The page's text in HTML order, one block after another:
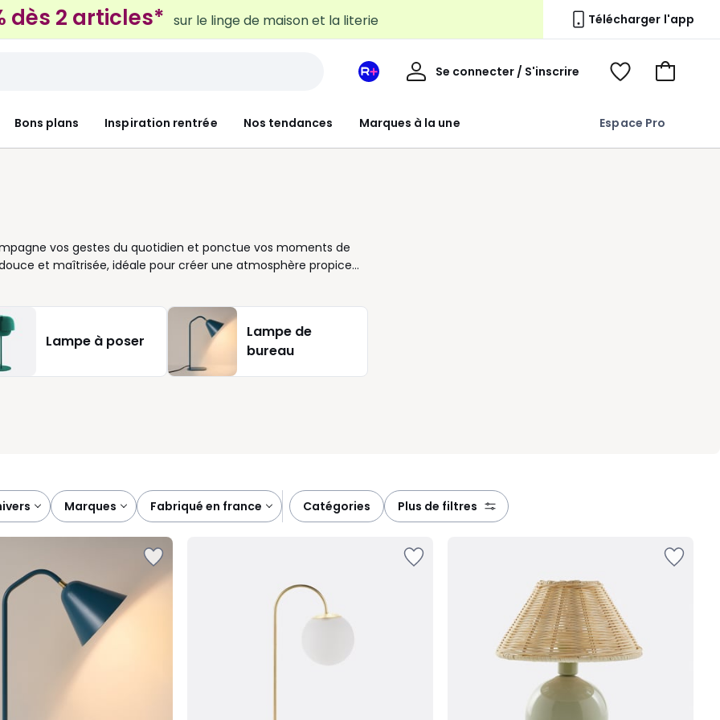
dès 2 articles* sur le linge de maison et la literie Télécharger l'app
Bons plans Inspiration rentrée Nos tendances Marques à la une Espace Pro
Mon
Redoute
Se connecter / S'inscrire
Mon
Voir
Voir
vos gestes du quotidien et ponctue vos moments de
et maîtrisée, idéale pour créer une atmosphère propice
vous endormir, ou simplement pour profiter d’une ambiance
du moment, d’autres misent sur un design compact
originale. Les versions plus modernes s’intègrent dans
vous recherchiez un produit au look épuré en blanc ou un
à vos envies. Toujours en fonction du stock disponible,
Lampe à poser
Lampe de
bureau
marques fabriqué en france catégories plus de filtres